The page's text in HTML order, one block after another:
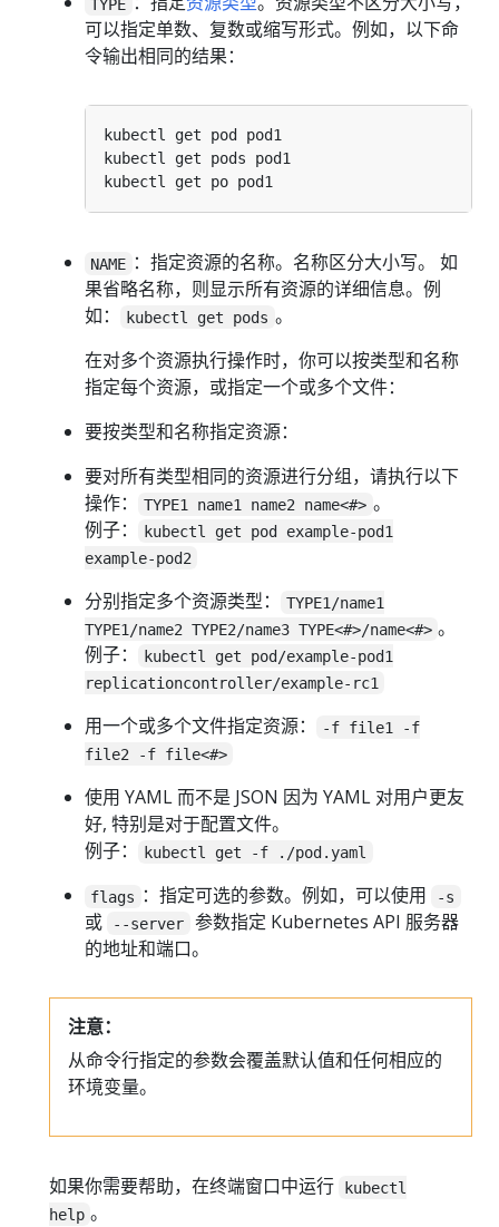
TYPE
可以指定单数、复数或缩写形式。例如，以下命
令输出相同的结果：
NAME ：指定资源的名称。名称区分大小写。 如
果省略名称，则显示所有资源的详细信息。例
如：
kubectl get pods 。
在对多个资源执行操作时，你可以按类型和名称
指定每个资源，或指定一个或多个文件：
要按类型和名称指定资源：
要对所有类型相同的资源进行分组，请执行以下
操作：
TYPE1 name1 name2 name<#> 。
例子：
kubectl get pod example-pod1
example-pod2
分别指定多个资源类型：
TYPE1/name1
TYPE1/name2 TYPE2/name3 TYPE<#>/name<#> 。
例子：
kubectl get pod/example-pod1
replicationcontroller/example-rc1
用一个或多个文件指定资源：
-f file1 -f
file2 -f file<#>
使用 YAML 而不是 JSON 因为 YAML 对用户更友
好, 特别是对于配置文件。
例子：
kubectl get -f ./pod.yaml
flags ：指定可选的参数。例如，可以使用 -s
或 --server
参数指定 Kubernetes API 服务器
的地址和端口。
注意：
从命令行指定的参数会覆盖默认值和任何相应的
环境变量。
如果你需要帮助，在终端窗口中运行
kubectl
help 。